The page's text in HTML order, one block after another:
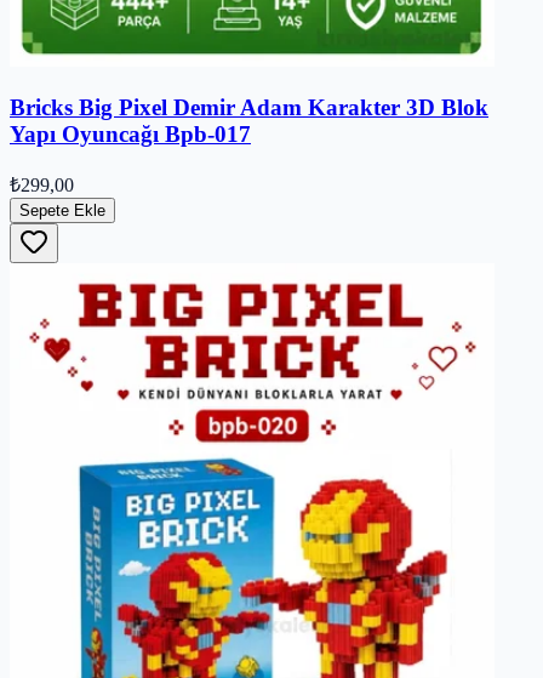
Bricks Big Pixel Demir Adam Karakter 3D Blok
Yapı Oyuncağı Bpb-017
₺299,00
Sepete Ekle